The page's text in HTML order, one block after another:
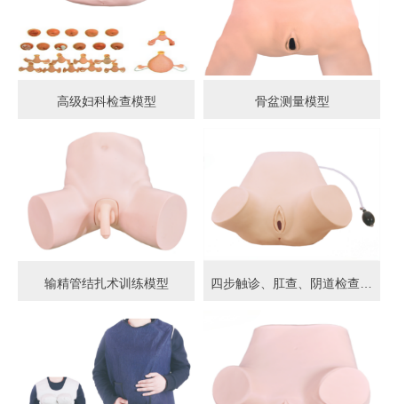
高级妇科检查模型 骨盆测量模型
输精管结扎术训练模型 四步触诊、肛查、阴道检查训练模型